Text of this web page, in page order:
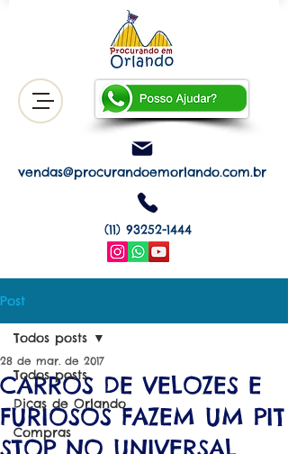
vendas@procurandoemorlando.com.br
(11) 93252-1444
Post
Todos posts
Dicas de Orlando
Compras
Todos posts
CARROS DE VELOZES E
FURIOSOS FAZEM UM PIT
28 de mar. de 2017